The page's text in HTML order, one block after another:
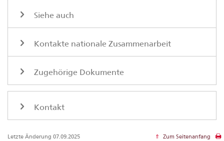
Siehe auch
Kontakte nationale Zusammenarbeit
Zugehörige Dokumente
Kontakt
Letzte Änderung 07.09.2025 Zum Seitenanfang